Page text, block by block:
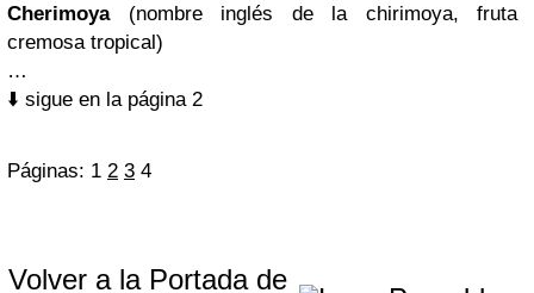
Cherimoya (nombre inglés de la chirimoya, fruta
cremosa tropical)
…
⬇️ sigue en la página 2
Páginas: 1 2 3 4
Volver a la Portada de